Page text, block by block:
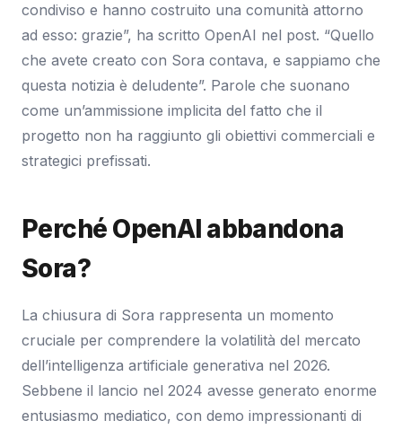
condiviso e hanno costruito una comunità attorno
ad esso: grazie”, ha scritto OpenAI nel post. “Quello
che avete creato con Sora contava, e sappiamo che
questa notizia è deludente”. Parole che suonano
come un’ammissione implicita del fatto che il
progetto non ha raggiunto gli obiettivi commerciali e
strategici prefissati.
Perché OpenAI abbandona
Sora?
La chiusura di Sora rappresenta un momento
cruciale per comprendere la volatilità del mercato
dell’intelligenza artificiale generativa nel 2026.
Sebbene il lancio nel 2024 avesse generato enorme
entusiasmo mediatico, con demo impressionanti di